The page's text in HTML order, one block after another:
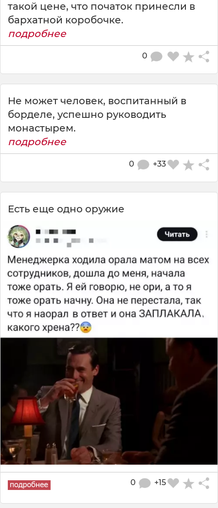
такой цене, что початок принесли в
бархатной коробочке.
подробнее
0
Не может человек, воспитанный в
борделе, успешно руководить
монастырем.
подробнее
+33
0
Есть еще одно оружие
+15
0